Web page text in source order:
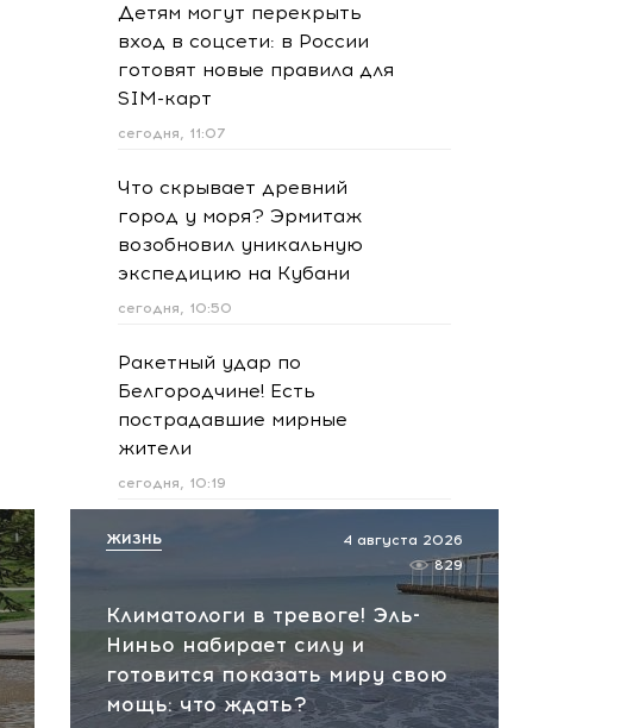
Детям могут перекрыть
вход в соцсети: в России
готовят новые правила для
SIM-карт
сегодня, 11:07
Что скрывает древний
город у моря? Эрмитаж
возобновил уникальную
экспедицию на Кубани
сегодня, 10:50
Ракетный удар по
Белгородчине! Есть
пострадавшие мирные
жители
сегодня, 10:19
Срочно! В Геленджике и
рекомендуется уйти с
пляжей
сегодня, 10:13
Климатологи в тревоге! Эль-
Ниньо набирает силу и
готовится показать миру свою
мощь: что ждать?
4 августа 2026
829
ЖИЗНЬ